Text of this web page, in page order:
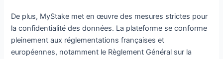
De plus, MyStake met en œuvre des mesures strictes pour
la confidentialité des données. La plateforme se conforme
pleinement aux réglementations françaises et
européennes, notamment le Règlement Général sur la